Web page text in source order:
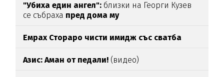
"Убиха един ангел": близки на Георги Кузев
се събраха пред дома му
Емрах Стораро чисти имидж със сватба
Азис: Аман от педали! (видео)